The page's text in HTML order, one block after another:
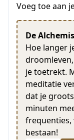
Voeg toe aan
De
Hoe langer
je toetrekt.
meditatie
dat je
minuten
frequenties,
bestaan!